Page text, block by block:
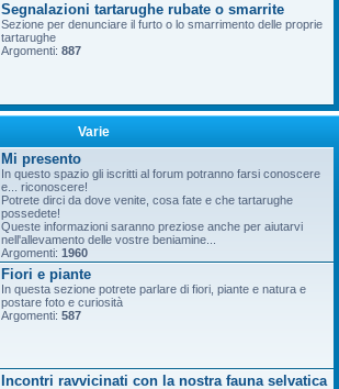
Segnalazioni tartarughe rubate o smarrite
Sezione per denunciare il furto o lo smarrimento delle proprie
tartarughe
Argomenti: 887
Varie
Mi presento
In questo spazio gli iscritti al forum potranno farsi conoscere
e... riconoscere!
Potrete dirci da dove venite, cosa fate e che tartarughe
possedete!
Queste informazioni saranno preziose anche per aiutarvi
nell'allevamento delle vostre beniamine...
Argomenti: 1960
Fiori e piante
In questa sezione potrete parlare di fiori, piante e natura e
postare foto e curiosità
Argomenti: 587
Incontri ravvicinati con la nostra fauna selvatica